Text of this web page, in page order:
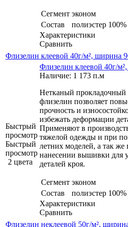
Сегмент эконом
Состав
полиэстер 100%
Характеристики
Сравнить
Флизелин клеевой 40г/м², ширина
Быстрый
просмотр
Быстрый
просмотр
2 цвета
Флизелин клеевой 40г/
Наличие: 1 173 п.м
Нетканый прокладочный
флизелин позволяет
прочность и
избежать деформации
Применяют в
тяжелой одежды и при
летних моделей, а так же
нанесении вышивки для
деталей кроя.
Сегмент эконом
Состав
полиэстер 100%
Характеристики
Сравнить
Флизелин неклеевой 50г/м²,